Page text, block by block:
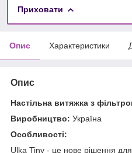
Приховати
Опис Характеристики
Опис
Настільна витяжка з
Виробництво: Україна
Особливості:
Ulka Tiny - це нове рішення для